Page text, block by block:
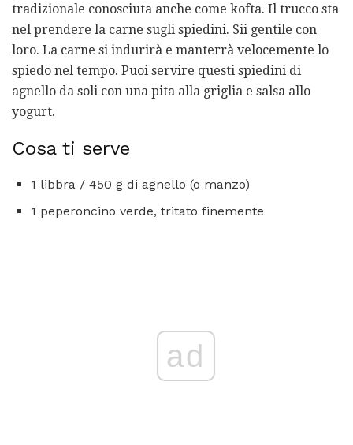
tradizionale conosciuta anche come kofta. Il trucco sta
nel prendere la carne sugli spiedini. Sii gentile con
loro. La carne si indurirà e manterrà velocemente lo
spiedo nel tempo. Puoi servire questi spiedini di
agnello da soli con una pita alla griglia e salsa allo
yogurt.
Cosa ti serve
1 libbra / 450 g di agnello (o manzo)
1 peperoncino verde, tritato finemente
ad